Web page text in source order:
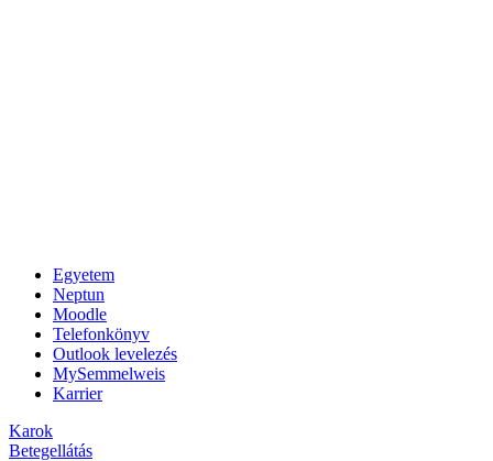
Egyetem
Neptun
Moodle
Telefonkönyv
Outlook levelezés
MySemmelweis
Karrier
Karok
Betegellátás